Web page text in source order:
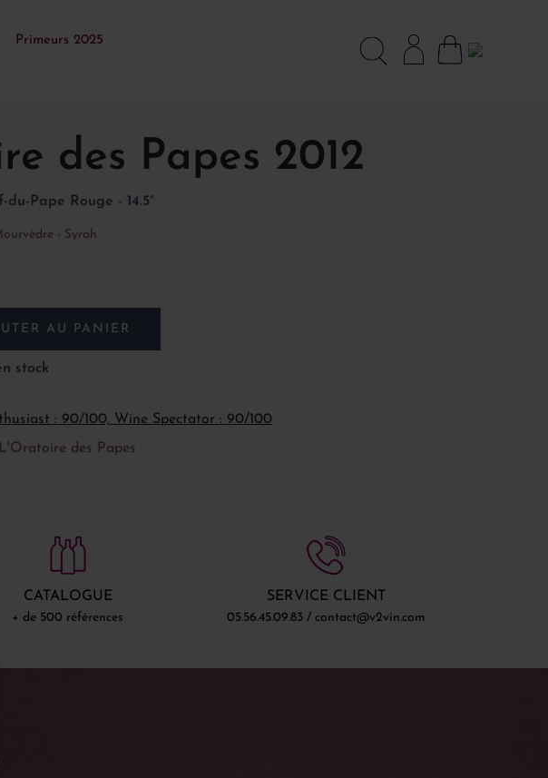
Primeurs 2025
des Papes 2012
Pape Rouge - 14.5°
- Syrah
AU PANIER
stock
: 90/100, Wine Spectator : 90/100
des Papes
CATALOGUE
+ de 500 références
SERVICE CLIENT
05.56.45.09.83 / contact@v2vin.com